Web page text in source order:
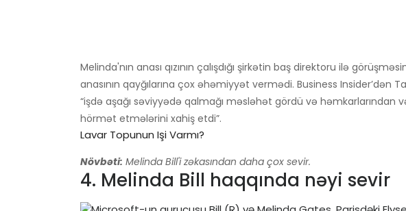
Melinda'nın anası qızının çalışdığı şirkətin baş direktoru ilə
anasının qayğılarına çox əhəmiyyət vermədi. Business Insider’dən
“işdə aşağı səviyyədə qalmağı məsləhət gördü və həmkarlarından
hörmət etmələrini xahiş etdi”.
Lavar Topunun Işi Varmı?
Növbəti: Melinda Bill'i zəkasından daha çox sevir.
4. Melinda Bill haqqında nəyi sevir